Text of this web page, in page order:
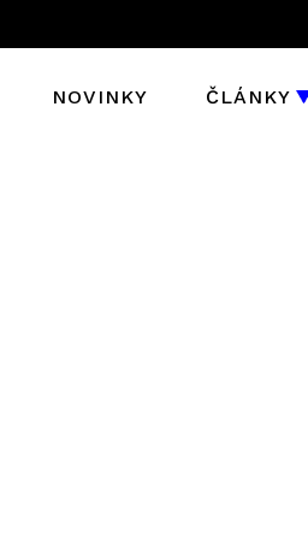
NOVINKY ČLÁNKY